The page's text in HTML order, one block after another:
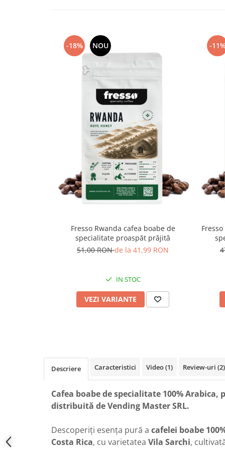
-18% NOU
Fresso Rwanda cafea boabe de
specialitate proaspăt prăjită
51,00 RONde la 41,99 RON
IN STOC
VEZI VARIANTE
-
Descriere Caracteristici Video(1) Review-uri (2)
Cafea boabe de specialitate 100%
distribuită de Vending Master SRL.
Descoperiți esența pură a cafelei boabe
Costa Rica, cu varietatea Vila Sarchi,